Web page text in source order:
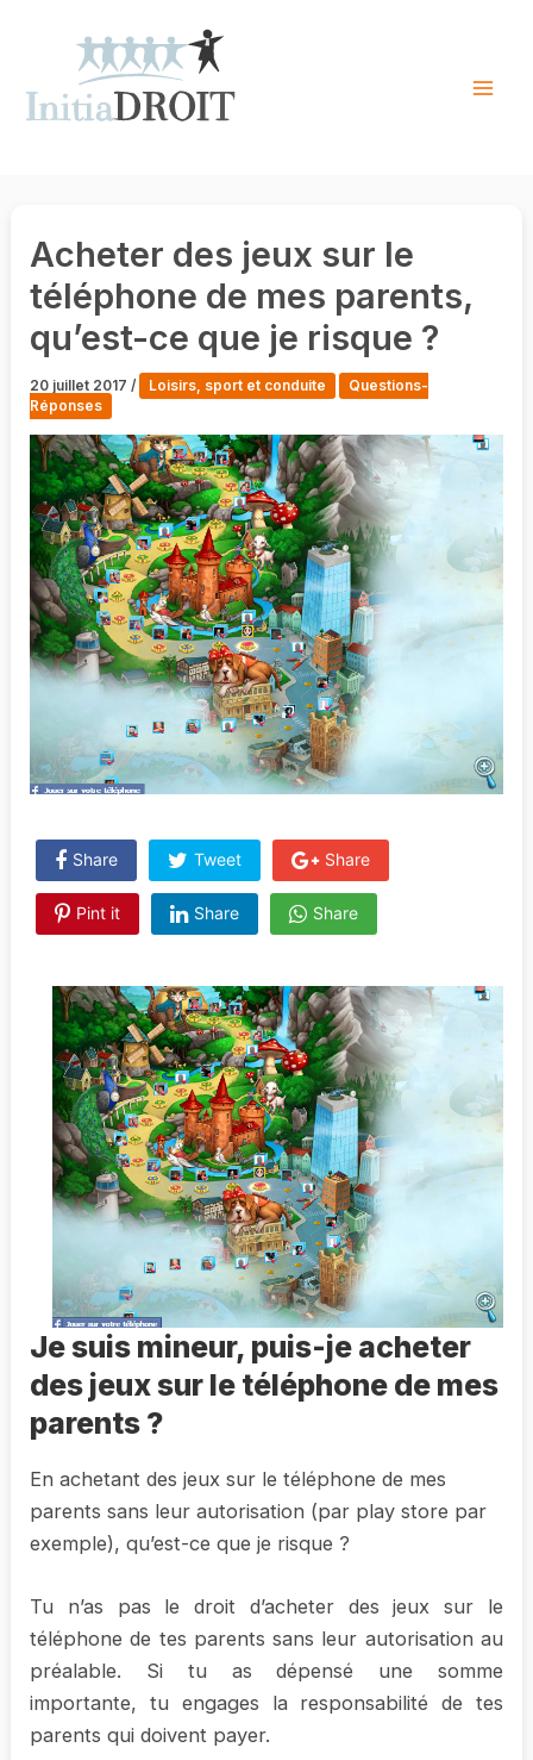
Acheter des jeux sur le
téléphone de mes parents,
qu’est-ce que je risque ?
20 juillet 2017/ Loisirs, sport et conduite
Questions-
Réponses
Share Tweet Share
Pint it Share Share
Je suis mineur, puis-je acheter
des jeux sur le téléphone de mes
parents ?
En achetant des jeux sur le téléphone de mes
parents sans leur autorisation (par play store par
exemple), qu’est-ce que je risque ?
Tu n’as pas le droit d’acheter des jeux sur le
téléphone de tes parents sans leur autorisation au
préalable. Si tu as dépensé une somme
importante, tu engages la responsabilité de tes
parents qui doivent payer.